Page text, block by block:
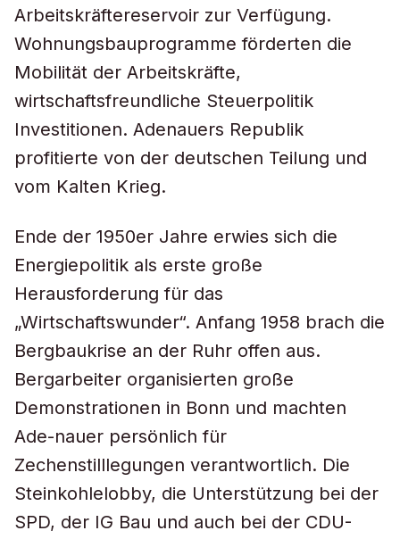
Arbeitskräftereservoir zur Verfügung.
Wohnungsbauprogramme förderten die
Mobilität der Arbeitskräfte,
wirtschaftsfreundliche Steuerpolitik
Investitionen. Adenauers Republik
profitierte von der deutschen Teilung und
vom Kalten Krieg.
Ende der 1950er Jahre erwies sich die
Energiepolitik als erste große
Herausforderung für das
„Wirtschaftswunder“. Anfang 1958 brach die
Bergbaukrise an der Ruhr offen aus.
Bergarbeiter organisierten große
Demonstrationen in Bonn und machten
Ade-nauer persönlich für
Zechenstilllegungen verantwortlich. Die
Steinkohlelobby, die Unterstützung bei der
SPD, der IG Bau und auch bei der CDU-